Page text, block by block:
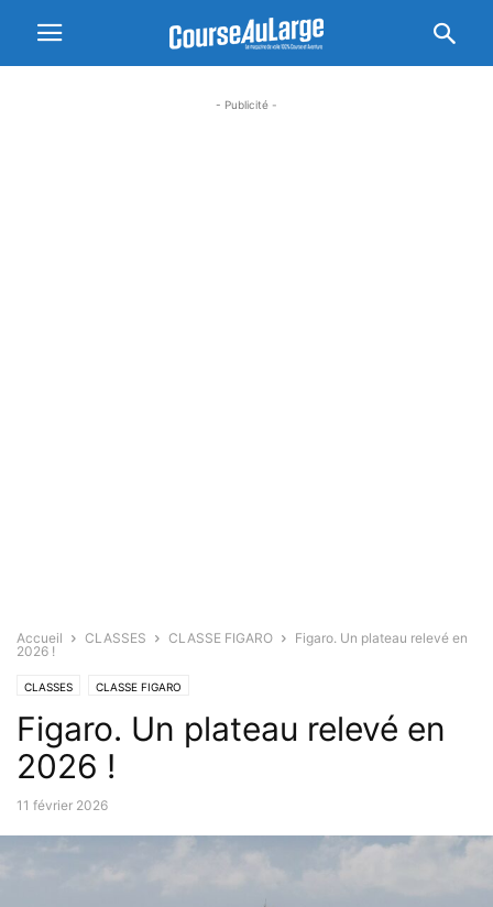
- Publicité -
Accueil CLASSES CLASSE FIGARO
Figaro. Un plateau relevé en
2026 !
CLASSES CLASSE FIGARO
Figaro. Un plateau relevé en
2026 !
11 février 2026